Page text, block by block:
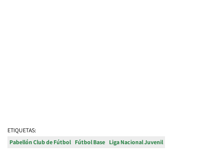
ETIQUETAS:
Pabellón Club de Fútbol Fútbol Base Liga Nacional Juvenil